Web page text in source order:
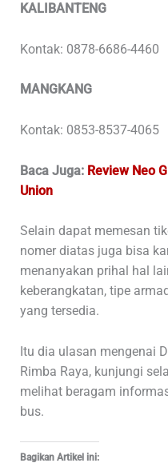
KALIBANTENG
Kontak: 0878-6686-4460
MANGKANG
Kontak: 0853-8537-4065
Baca Juga: Review Neo
Union
Selain dapat memesan
nomer diatas juga bisa
menanyakan prihal hal
keberangkatan, tipe
yang tersedia.
Itu dia ulasan mengenai
Rimba Raya, kunjungi
melihat beragam
bus.
Bagikan Artikel ini: